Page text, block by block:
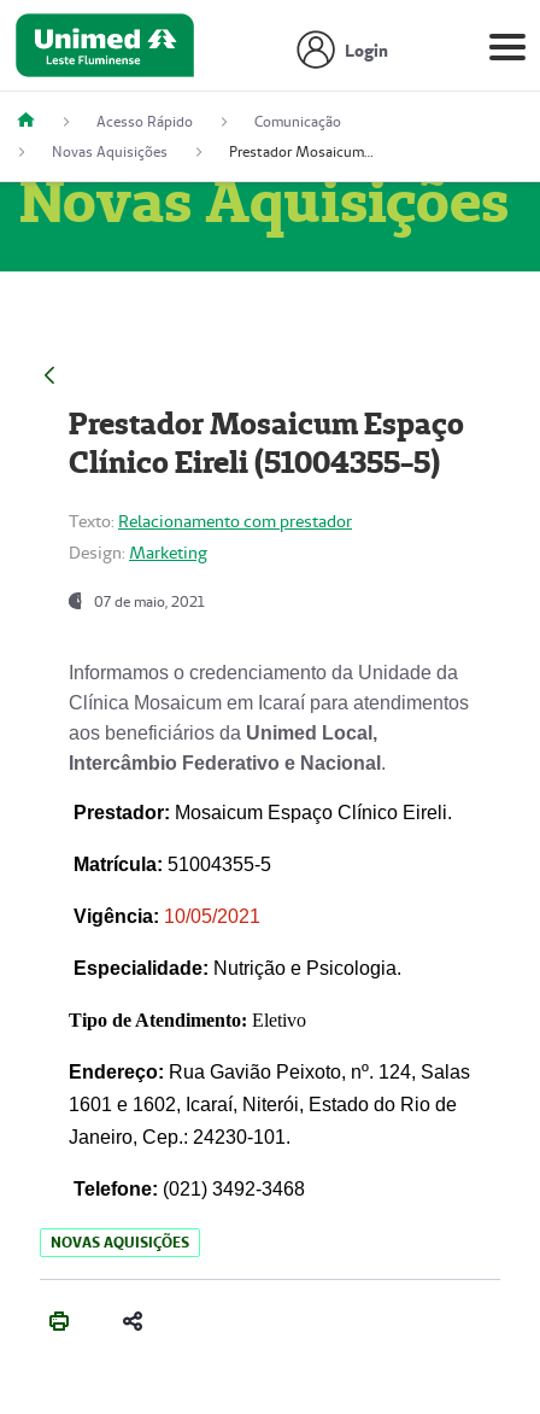
Login
Acesso Rápido
Comunicação
Novas Aquisições
Prestador Mosaicum Espaço Clínico Eireli (51004355-5)
Novas Aquisições
Prestador Mosaicum Espaço
Clínico Eireli (51004355-5)
Texto: Relacionamento com prestador
Design: Marketing
07 de maio, 2021
Informamos o credenciamento da Unidade da
Clínica Mosaicum em Icaraí para atendimentos
aos beneficiários da Unimed Local,
Intercâmbio Federativo e Nacional .
Prestador: Mosaicum Espaço Clínico Eireli.
Matrícula: 51004355-5
Vigência: 10/05/2021
Especialidade: Nutrição e Psicologia.
Tipo de Atendimento: Eletivo
Endereço: Rua Gavião Peixoto, nº. 124, Salas
1601 e 1602, Icaraí, Niterói, Estado do Rio de
Janeiro, Cep.: 24230-101.
Telefone: (021) 3492-3468
NOVAS AQUISIÇÕES